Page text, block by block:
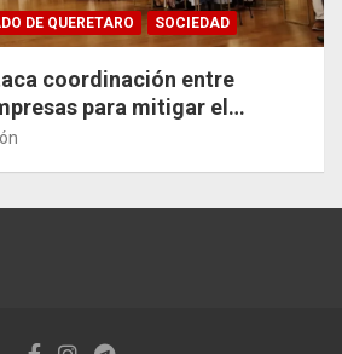
DE QUERETARO SOCIEDAD
coordinación entre
para mitigar el